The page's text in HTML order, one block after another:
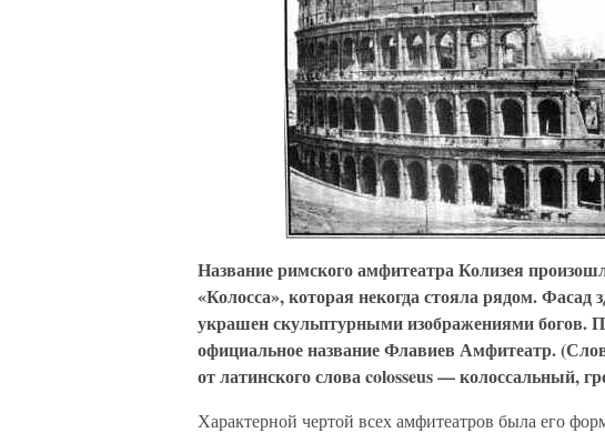
Название римского амфитеатра Колизея
«Колосса», которая некогда стояла рядом.
украшен скульптурными изображениями богов.
официальное название Флавиев Амфитеатр.
от латинского слова colosseus — колоссальный,
Характерной чертой всех амфитеатров была его